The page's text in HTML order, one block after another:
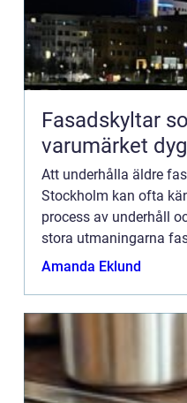
Fasadskyltar
varumärket
Att underhålla äldre
Stockholm kan ofta
process av underhåll
stora utmaningarna
hur man p&ar...
Amanda Eklund